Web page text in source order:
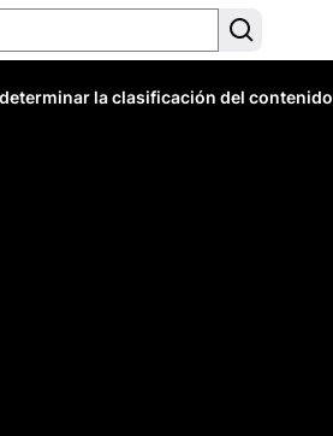
la clasificación del contenido